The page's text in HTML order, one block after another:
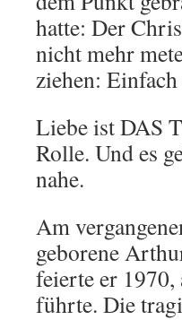
hatte: Der
nicht mehr
ziehen:
Liebe ist DAS
Rolle. Und es
nahe.
Am
geborene
feierte er
führte. Die